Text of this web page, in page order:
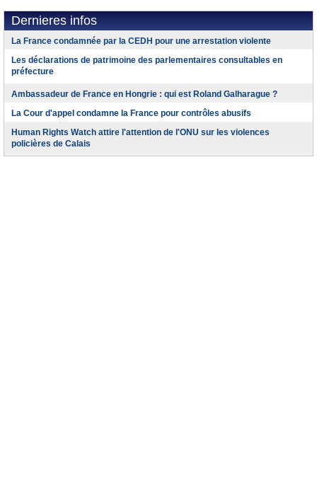
Dernieres infos
La France condamnée par la CEDH pour une arrestation violente
Les déclarations de patrimoine des parlementaires consultables en
préfecture
Ambassadeur de France en Hongrie : qui est Roland Galharague ?
La Cour d'appel condamne la France pour contrôles abusifs
Human Rights Watch attire l'attention de l'ONU sur les violences
policières de Calais